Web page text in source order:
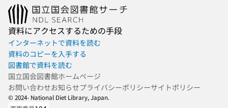
資料にアクセスするための手段
インターネットで資料を読む
資料のコピーを入手する
図書館で資料を読む
国立国会図書館ホームページ
お問い合わせお知らせプライバシーポリシーサイトポリシー
© 2024- National Diet Library, Japan.